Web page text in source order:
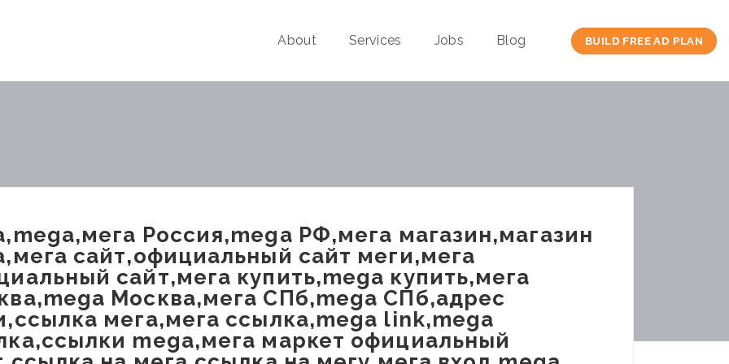
About Services Jobs Blog BUILD FREE AD PLAN
Россия,mega РФ,мега магазин,магазин
сайт,официальный сайт меги,мега
сайт,мега купить,mega купить,мега
Москва,мега СПб,mega СПб,адрес
мега,мега ссылка,mega link,mega
mega,мега маркет официальный